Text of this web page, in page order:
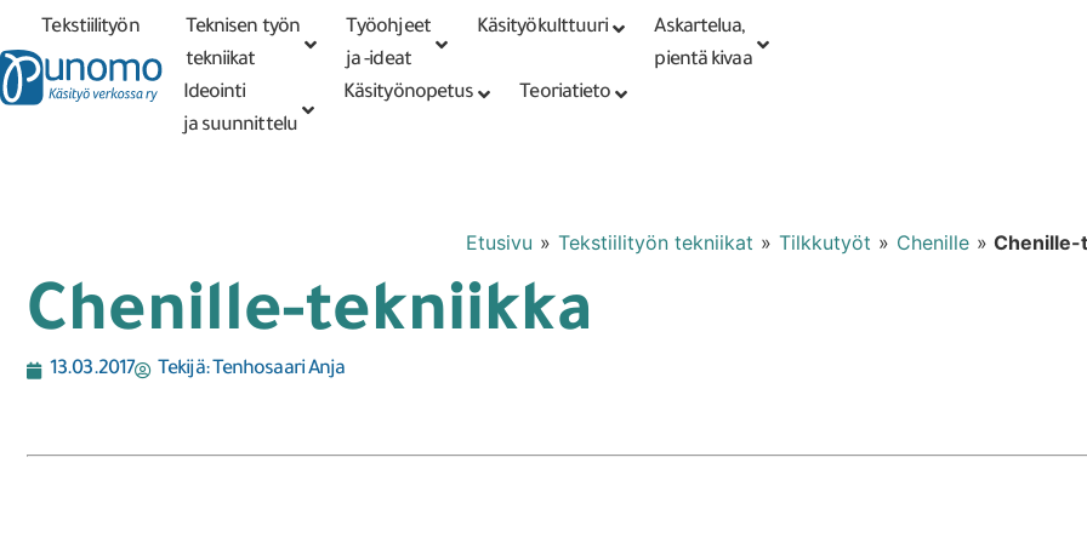
Tarkennettu PunomoputiikkiKirjaudu tai
rekisteröidy
Tekstiilityön
tekniikat
Teknisen työn
tekniikat
Työohjeet
ja -ideat
Käsityökulttuuri
Askartelua,
pientä kivaa
Ideointi
ja suunnittelu
Käsityönopetus Teoriatieto
Etusivu » Tekstiilityön tekniikat » Tilkkutyöt » Chenille » Chenille-
Chenille-tekniikka
13.03.2017 Tekijä:Tenhosaari Anja